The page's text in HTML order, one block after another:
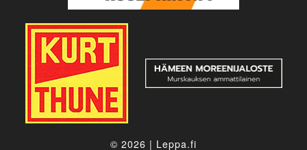
© 2026 | Leppa.fi